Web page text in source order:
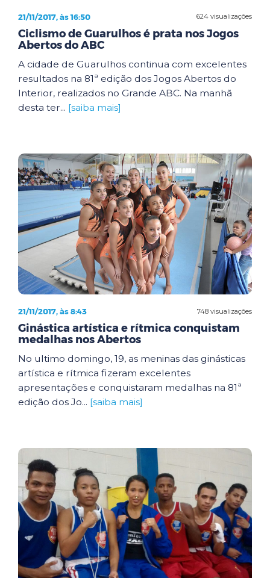
624 visualizações
21/11/2017, às 16:50
Ciclismo de Guarulhos é prata nos Jogos
Abertos do ABC
A cidade de Guarulhos continua com excelentes
resultados na 81ª edição dos Jogos Abertos do
Interior, realizados no Grande ABC. Na manhã
desta ter... [saiba mais]
748 visualizações
21/11/2017, às 8:43
Ginástica artística e rítmica conquistam
medalhas nos Abertos
No ultimo domingo, 19, as meninas das ginásticas
artística e rítmica fizeram excelentes
apresentações e conquistaram medalhas na 81ª
edição dos Jo... [saiba mais]